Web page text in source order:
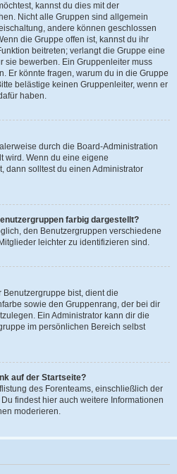
kannst du dies mit der
Nicht alle Gruppen sind allgemein
andere können geschlossen
die Gruppe offen ist, kannst du ihr
beitreten; verlangt die Gruppe eine
sie bewerben. Ein Gruppenleiter muss
Er könnte fragen, warum du in die Gruppe
belästige keinen Gruppenleiter, wenn er
haben.
durch die Board-Administration
wird. Wenn du eine eigene
dann solltest du einen Administrator
farbig dargestellt?
den Benutzergruppen verschiedene
leichter zu identifizieren sind.
bist, dient die
sowie den Gruppenrang, der bei dir
Ein Administrator kann dir die
im persönlichen Bereich selbst
auf der Startseite?
des Forenteams, einschließlich der
findest hier auch weitere Informationen
moderieren.